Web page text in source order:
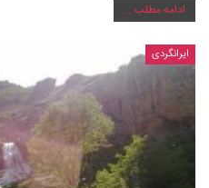
ادامه مطلب ...
ایرانگردی